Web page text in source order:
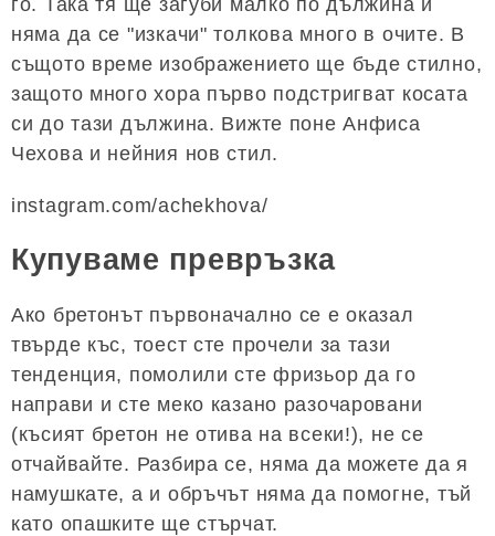
няма да се "изкачи" толкова много в очите. В
същото време изображението ще бъде стилно,
защото много хора първо подстригват косата
си до тази дължина. Вижте поне Анфиса
Чехова и нейния нов стил.
instagram.com/achekhova/
Купуваме превръзка
Ако бретонът първоначално се е оказал
твърде къс, тоест сте прочели за тази
тенденция, помолили сте фризьор да го
направи и сте меко казано разочаровани
(късият бретон не отива на всеки!), не се
отчайвайте. Разбира се, няма да можете да я
намушкате, а и обръчът няма да помогне, тъй
като опашките ще стърчат.